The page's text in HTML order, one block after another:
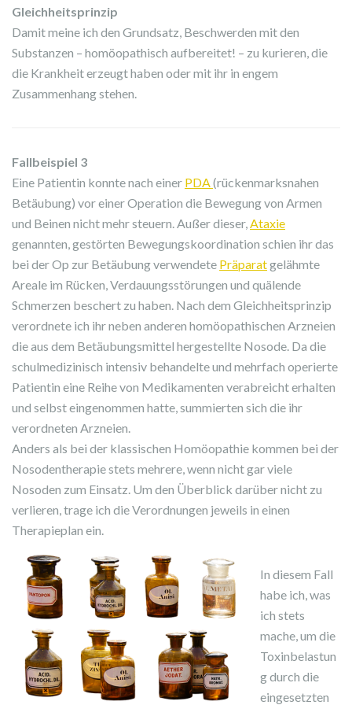
Gleichheitsprinzip
Damit meine ich den Grundsatz, Beschwerden mit den
Substanzen – homöopathisch aufbereitet! – zu kurieren, die
die Krankheit erzeugt haben oder mit ihr in engem
Zusammenhang stehen.
Fallbeispiel 3
Eine Patientin konnte nach einer PDA(rückenmarksnahen
Betäubung) vor einer Operation die Bewegung von Armen
und Beinen nicht mehr steuern. Außer dieser,Ataxie
genannten, gestörten Bewegungskoordination schien ihr das
bei der Op zur Betäubung verwendete Präparatgelähmte
Areale im Rücken, Verdauungsstörungen und quälende
Schmerzen beschert zu haben. Nach dem Gleichheitsprinzip
verordnete ich ihr neben anderen homöopathischen Arzneien
die aus dem Betäubungsmittel hergestellte Nosode. Da die
schulmedizinisch intensiv behandelte und mehrfach operierte
Patientin eine Reihe von Medikamenten verabreicht erhalten
und selbst eingenommen hatte, summierten sich die ihr
verordneten Arzneien.
Anders als bei der klassischen Homöopathie kommen bei der
Nosodentherapie stets mehrere, wenn nicht gar viele
Nosoden zum Einsatz. Um den Überblick darüber nicht zu
verlieren, trage ich die Verordnungen jeweils in einen
Therapieplan ein.
In diesem Fall
habe ich, was
ich stets
mache, um die
Toxinbelastun
g durch die
eingesetzten